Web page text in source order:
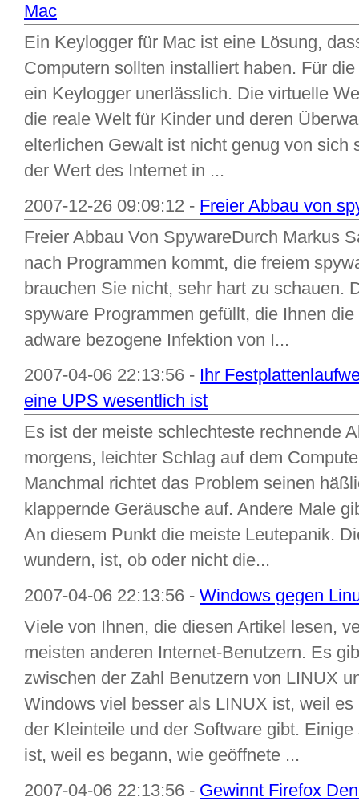
Mac
Ein Keylogger für Mac ist eine Lösung,
Computern sollten installiert haben. Für
ein Keylogger unerlässlich. Die virtuelle
die reale Welt für Kinder und deren
elterlichen Gewalt ist nicht genug von sich
der Wert des Internet in ...
2007-12-26 09:09:12 - Freier Abbau von
Freier Abbau Von SpywareDurch Markus
nach Programmen kommt, die freiem
brauchen Sie nicht, sehr hart zu schauen.
spyware Programmen gefüllt, die Ihnen
adware bezogene Infektion von I...
2007-04-06 22:13:56 - Ihr
eine UPS wesentlich ist
Es ist der meiste schlechteste rechnende
morgens, leichter Schlag auf dem
Manchmal richtet das Problem seinen
klappernde Geräusche auf. Andere Male
An diesem Punkt die meiste Leutepanik.
wundern, ist, ob oder nicht die...
2007-04-06 22:13:56 - Windows gegen
Viele von Ihnen, die diesen Artikel lesen,
meisten anderen Internet-Benutzern. Es
zwischen der Zahl Benutzern von LINUX
Windows viel besser als LINUX ist, weil
der Kleinteile und der Software gibt.
ist, weil es begann, wie geöffnete ...
2007-04-06 22:13:56 - Gewinnt Firefox